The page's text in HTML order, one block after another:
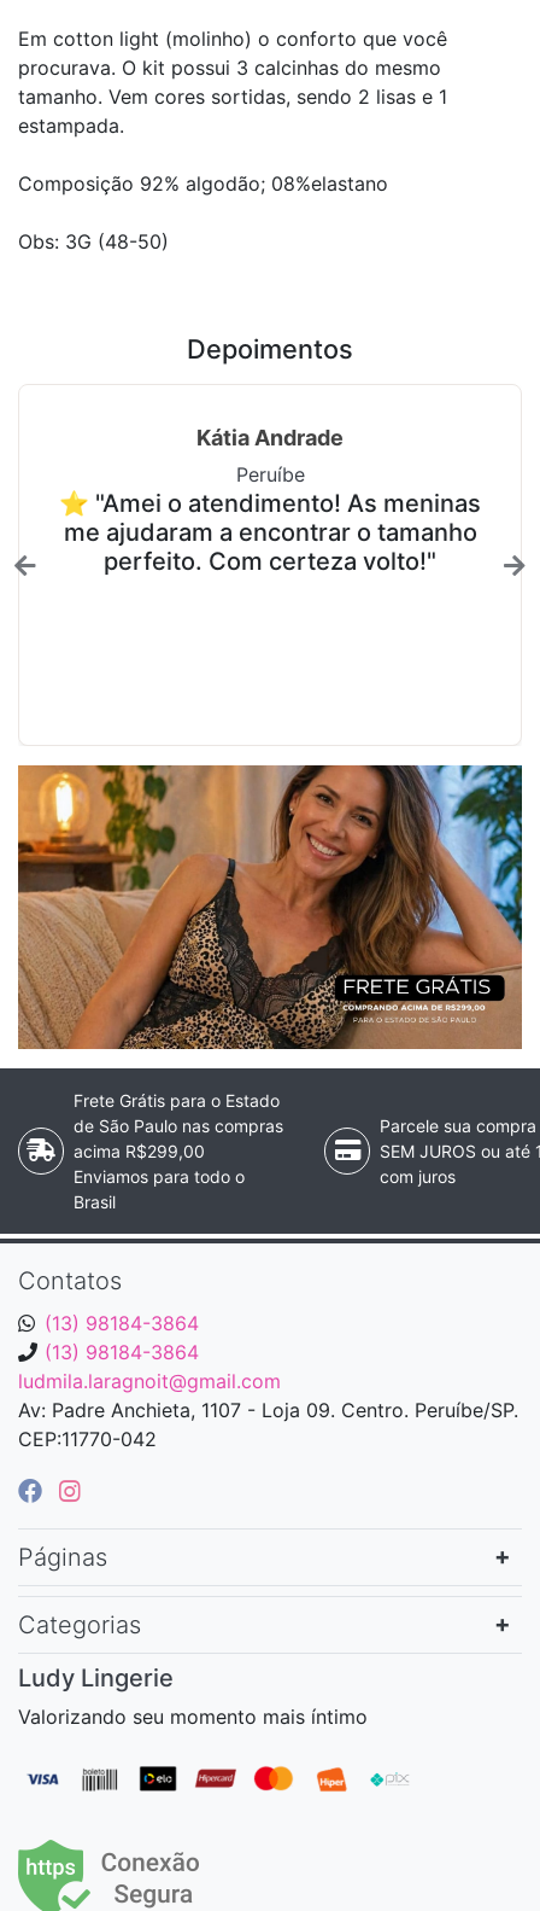
Em cotton light (molinho) o conforto que você
procurava. O kit possui 3 calcinhas do mesmo
tamanho. Vem cores sortidas, sendo 2 lisas e 1
estampada.
Composição 92% algodão; 08%elastano
Obs: 3G (48-50)
Depoimentos
Kátia Andrade
Peruíbe
⭐ "Amei o atendimento! As meninas
me ajudaram a encontrar o tamanho
perfeito. Com certeza volto!"
Frete Grátis para o Estado
de São Paulo nas compras
acima R$299,00
Enviamos para todo o
Brasil
Parcele sua
SEM JUROS ou até
com juros
Contatos
(13) 98184-3864
(13) 98184-3864
ludmila.laragnoit@gmail.com
Av: Padre Anchieta, 1107 - Loja 09. Centro. Peruíbe/SP.
CEP:11770-042
Páginas
Categorias
Ludy Lingerie
Valorizando seu momento mais íntimo